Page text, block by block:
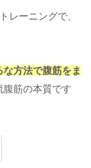
レーニングで、
な方法で腹筋をま
腹筋の本質です